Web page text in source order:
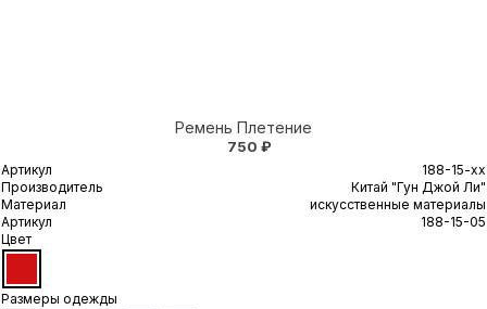
Ремень Плетение
750 ₽
Артикул
188-15-xx
Производитель
Китай "Гун Джой Ли"
Материал
искусственные материалы
Артикул
188-15-05
Цвет
Размеры одежды